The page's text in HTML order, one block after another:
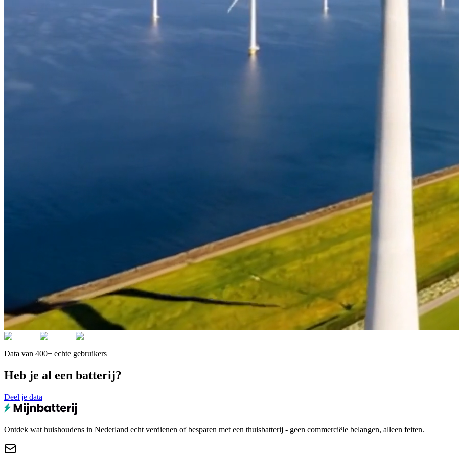
Data van 400+ echte gebruikers
Heb je al een batterij?
Deel je data
Ontdek wat huishoudens in Nederland echt verdienen of besparen met een thuisbatterij - geen commerciële belangen, alleen feiten.